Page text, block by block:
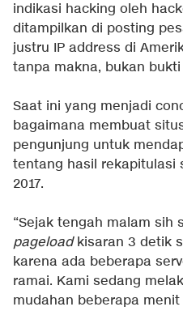
indikasi hacking oleh
ditampilkan di posting
justru IP address di
tanpa makna, bukan
Saat ini yang menjadi
bagaimana membuat
pengunjung untuk
tentang hasil rekapitulasi
2017.
“Sejak tengah malam sih
pageloadkisaran 3 detik
karena ada beberapa
ramai. Kami sedang
mudahan beberapa